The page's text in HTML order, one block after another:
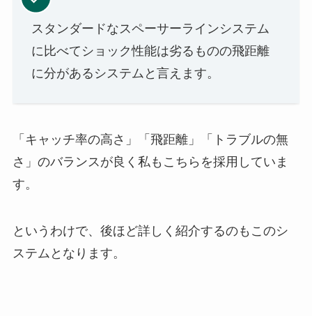
スタンダードなスペーサーラインシステム
に比べてショック性能は劣るものの飛距離
に分があるシステムと言えます。
「キャッチ率の高さ」「飛距離」「トラブルの無
さ」のバランスが良く私もこちらを採用していま
す。
というわけで、後ほど詳しく紹介するのもこのシ
ステムとなります。